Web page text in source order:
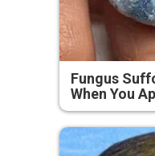
Fungus
When You